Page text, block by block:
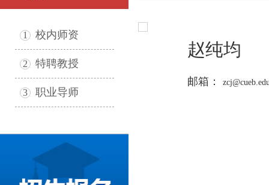
1 校内师资
2 特聘教授
3 职业导师
赵纯均
邮箱：